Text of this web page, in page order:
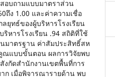
อบถามแบบมาตราส่วน
ง 1.00 และค่าความเชื่อ
ยุทธ์ของผู้บริหารโรงเรียน
หารโรงเรียน .94 สถิติที่ใช้
นมาตรฐาน ค่าสัมประสิทธิ์สห
ณแบบขั้นตอน ผลการวิจัยพบ
งกัดสำนักงานเขตพื้นที่การ
ก เมื่อพิจารณารายด้าน พบ